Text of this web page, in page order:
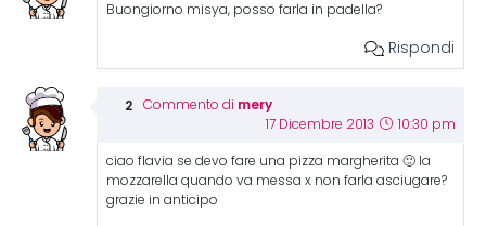
Buongiorno misya, posso farla in padella?
Rispondi
Commento di mery
17 Dicembre 2013 10:30 pm
ciao flavia se devo fare una pizza margherita 🙂 la
mozzarella quando va messa x non farla asciugare?
grazie in anticipo